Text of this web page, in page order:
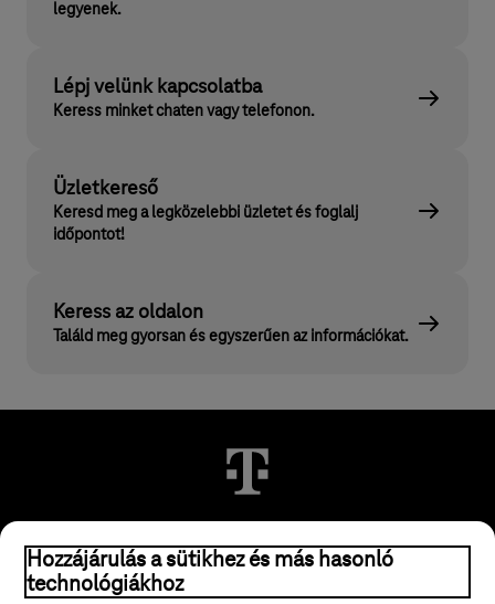
legyenek.
Lépj velünk kapcsolatba
Keress minket chaten vagy telefonon.
Üzletkereső
Keresd meg a legközelebbi üzletet és foglalj
időpontot!
Keress az oldalon
Találd meg gyorsan és egyszerűen az információkat.
© 2026 Magyar Telekom Nyrt.
Hozzájárulás a sütikhez és más hasonló
technológiákhoz